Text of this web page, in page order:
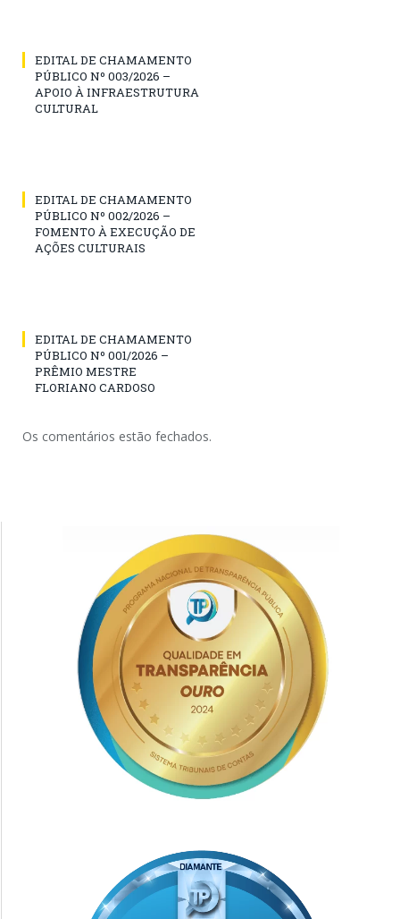
EDITAL DE CHAMAMENTO
PÚBLICO Nº 003/2026 –
APOIO À INFRAESTRUTURA
CULTURAL
EDITAL DE CHAMAMENTO
PÚBLICO Nº 002/2026 –
FOMENTO À EXECUÇÃO DE
AÇÕES CULTURAIS
EDITAL DE CHAMAMENTO
PÚBLICO Nº 001/2026 –
PRÊMIO MESTRE
FLORIANO CARDOSO
Os comentários estão fechados.